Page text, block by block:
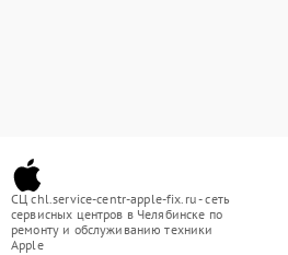
СЦ chl.service-centr-apple-fix.ru - сеть
сервисных центров в Челябинске по
ремонту и обслуживанию техники
Apple